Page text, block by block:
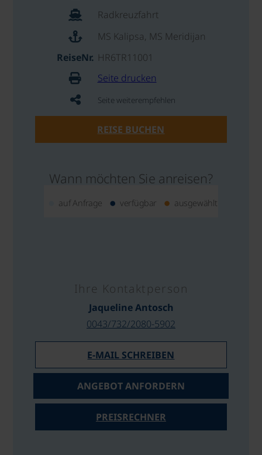
Radkreuzfahrt
MS Kalipsa, MS Meridijan
ReiseNr. HR6TR11001
Seite drucken
Seite weiterempfehlen
REISE BUCHEN
Wann möchten Sie anreisen?
auf Anfrage verfügbar ausgewählt
Ihre Kontaktperson
Jaqueline Antosch
0043/732/2080-5902
E-MAIL SCHREIBEN
ANGEBOT ANFORDERN
PREISRECHNER